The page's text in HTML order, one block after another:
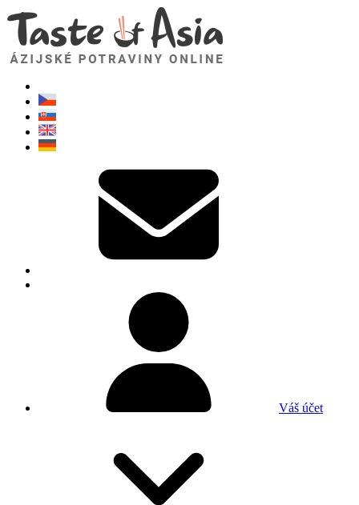
Váš účet
TasteOfAsia.sk
Neváhajte sa opýtať. Som tu pre vás!